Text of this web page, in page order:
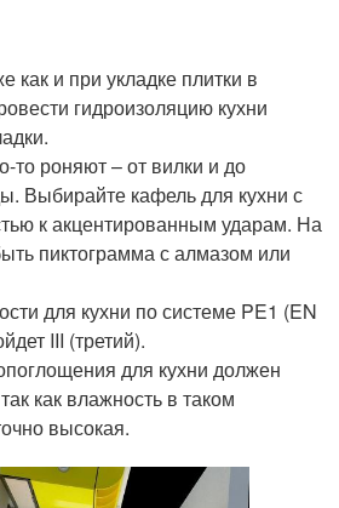
как и при укладке плитки в
гидроизоляцию кухни
то роняют – от вилки и до
Выбирайте кафель для кухни с
к акцентированным ударам. На
пиктограмма с алмазом или
для кухни по системе PE1 (EN
III (третий).
для кухни должен
как влажность в таком
высокая.